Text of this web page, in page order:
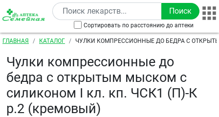
Перейти к основному содержанию
Сортировать по расстоянию до аптеки
Строка навигации
ГЛАВНАЯ КАТАЛОГ
ЧУЛКИ КОМПРЕССИОННЫЕ ДО БЕДРА С
Чулки компрессионные до
бедра с открытым мыском с
силиконом I кл. кп. ЧСК1 (П)-К
р.2 (кремовый)